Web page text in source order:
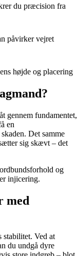
du præcision fra
påvirker vejret
højde og placering
gennem fundamentet,
en
Det samme
sig skævt – det
og
injicering.
med
stabilitet. Ved at
du undgå dyre